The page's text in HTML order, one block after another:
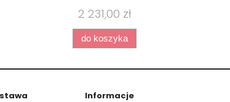
2 231,00 zł
do koszyka
Informacje